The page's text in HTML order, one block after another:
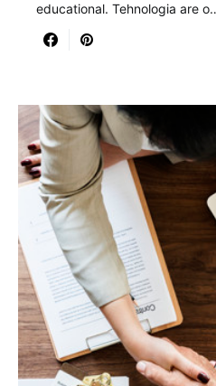
educational. Tehnologia are